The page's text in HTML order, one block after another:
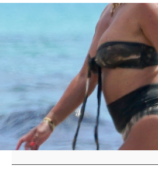
Chenoa revela cómo se
Tablada, ex de David
inesperada foto juntas
La respuesta de Javier
preguntan por las fotos de
llorando